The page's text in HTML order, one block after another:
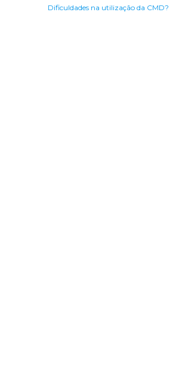
Dificuldades na utilização da CMD?